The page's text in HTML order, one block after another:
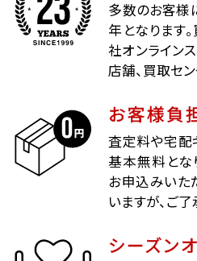
多数のお客様
年となります
社オンライン
店舗、買取セ
お客様負
査定料や宅配
基本無料とな
お申込みいた
いますが、ご了
シーズン